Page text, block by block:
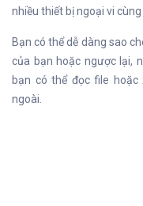
nhiều thiết bị ngoại vi
Bạn có thể dễ dàng sao
của bạn hoặc ngược lại,
bạn có thể đọc file
ngoài.